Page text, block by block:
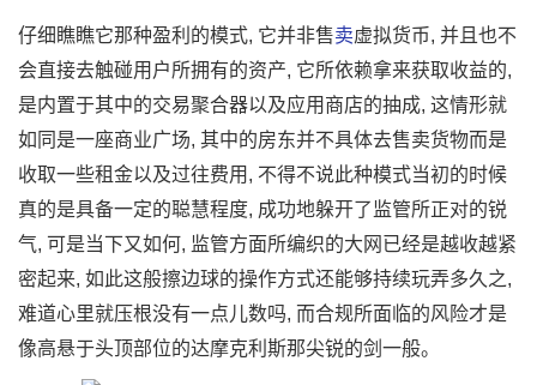
仔细瞧瞧它那种盈利的模式, 它并非售卖虚拟货币, 并且也不
会直接去触碰用户所拥有的资产, 它所依赖拿来获取收益的,
是内置于其中的交易聚合器以及应用商店的抽成, 这情形就
如同是一座商业广场, 其中的房东并不具体去售卖货物而是
收取一些租金以及过往费用, 不得不说此种模式当初的时候
真的是具备一定的聪慧程度, 成功地躲开了监管所正对的锐
气, 可是当下又如何, 监管方面所编织的大网已经是越收越紧
密起来, 如此这般擦边球的操作方式还能够持续玩弄多久之,
难道心里就压根没有一点儿数吗, 而合规所面临的风险才是
像高悬于头顶部位的达摩克利斯那尖锐的剑一般。